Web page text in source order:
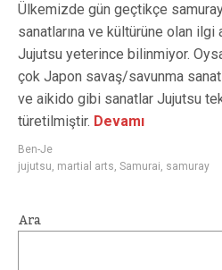
Ülkemizde gün geçtikçe
sanatlarına ve kültürüne olan ilgi
Jujutsu yeterince bilinmiyor.
çok Japon savaş/savunma
ve aikido gibi sanatlar Jujutsu
türetilmiştir. Devamı
Ben-Je
jujutsu, martial arts, Samurai, samuray
Ara